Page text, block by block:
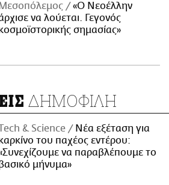
Μεσοπόλεμος
«Ο Νεοέλλην
να λούεται. Γεγονός
σημασίας»
ΔΗΜΟΦΙΛΗ
& Science
Νέα εξέταση για
του παχέος εντέρου:
να παραβλέπουμε το
μήνυμα»